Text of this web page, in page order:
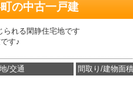
の中古一戸建
られる閑静住宅地です
す♪
/交通 間取り/建物面積